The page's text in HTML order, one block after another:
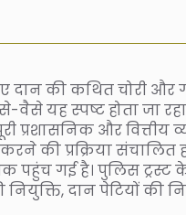
गए दान की कथित
वैसे यह स्पष्ट होता जा
प्रशासनिक और वित्तीय
प्रक्रिया संचालित
तक पहुंच गई है। पुलिस
नियुक्ति, दान पेटियों